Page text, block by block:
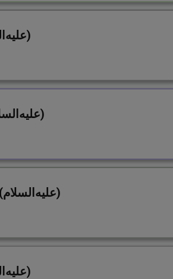
Ҳазрати Ҳуд (علیه‌السلام)
Ҳазрати Солеҳ (علیه‌السلام)
Ҳазрати Иброҳим (علیه‌السلام)
Ҳазрати Лут (علیه‌السلام)